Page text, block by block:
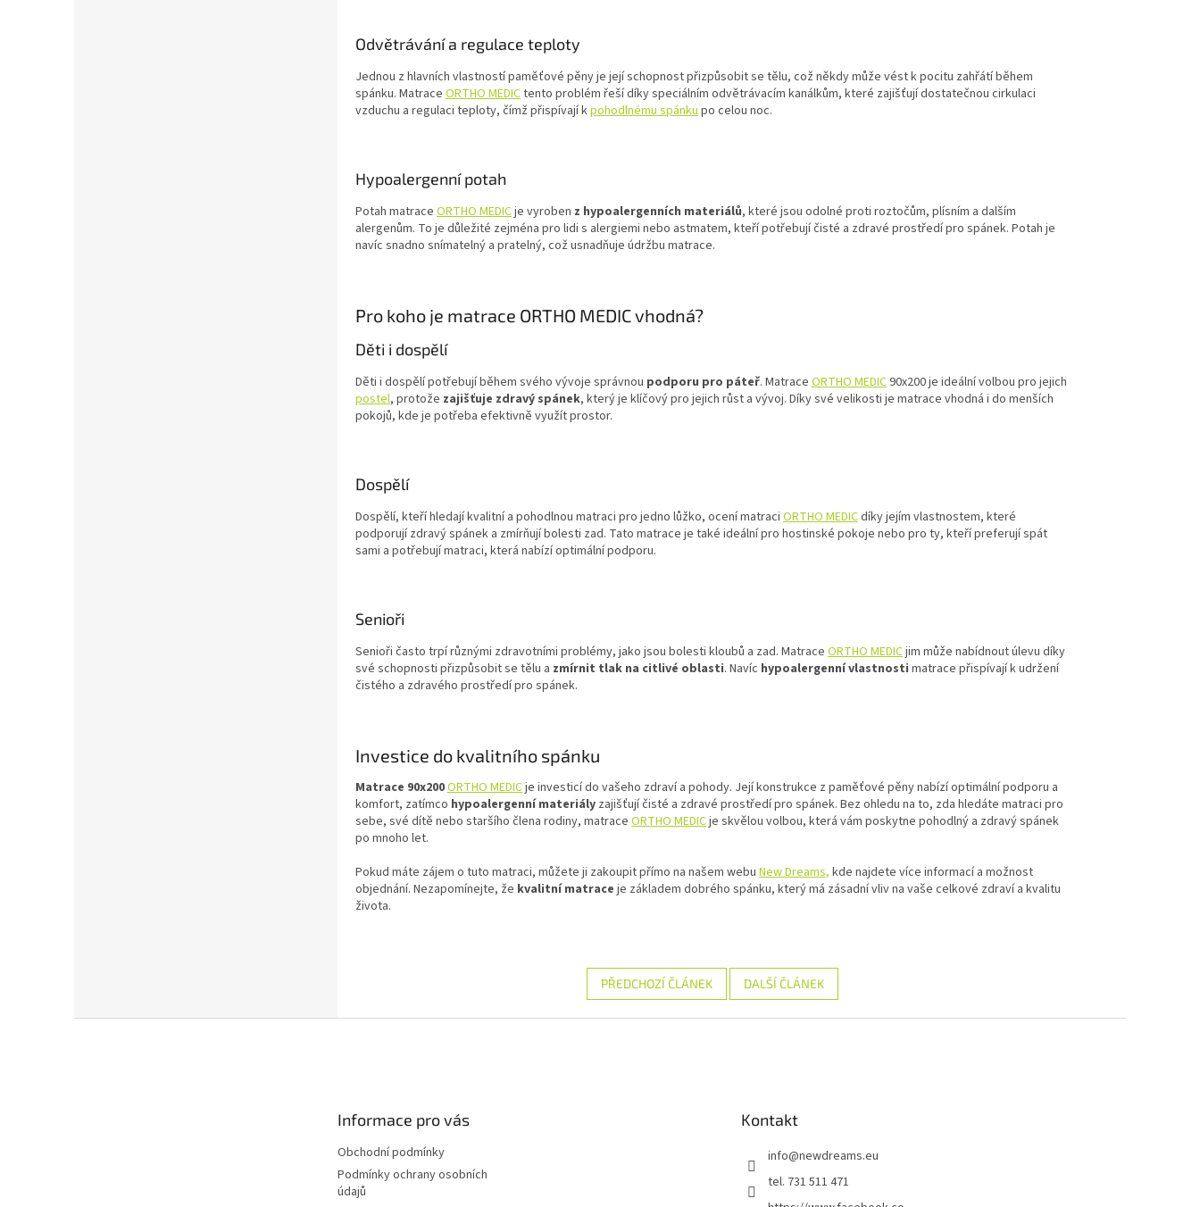
Odvětrávání a regulace teploty
Jednou z hlavních vlastností paměťové pěny je její schopnost přizpůsobit se tělu, což někdy může vést k pocitu zahřátí během
spánku. Matrace ORTHO MEDICtento problém řeší díky speciálním odvětrávacím kanálkům, které zajišťují dostatečnou cirkulaci
vzduchu a regulaci teploty, čímž přispívají kpohodlnému spánku po celou noc.
Hypoalergenní potah
Potah matrace ORTHO MEDICje vyroben z hypoalergenních materiálů, které jsou odolné proti roztočům, plísním a dalším
alergenům. To je důležité zejména pro lidi s alergiemi nebo astmatem, kteří potřebují čisté a zdravé prostředí pro spánek. Potah je
navíc snadno snímatelný a pratelný, což usnadňuje údržbu matrace.
Pro koho je matrace ORTHO MEDIC vhodná?
Děti i dospělí
Děti i dospělí potřebují během svého vývoje správnou podporu pro páteř. Matrace ORTHO MEDIC90x200 je ideální volbou pro jejich
postel, protože zajišťuje zdravý spánek, který je klíčový pro jejich růst a vývoj. Díky své velikosti je matrace vhodná i do menších
pokojů, kde je potřeba efektivně využít prostor.
Dospělí
Dospělí, kteří hledají kvalitní a pohodlnou matraci pro jedno lůžko, ocení matraci ORTHO MEDICdíky jejím vlastnostem, které
podporují zdravý spánek a zmírňují bolesti zad. Tato matrace je také ideální pro hostinské pokoje nebo pro ty, kteří preferují spát
sami a potřebují matraci, která nabízí optimální podporu.
Senioři
Senioři často trpí různými zdravotními problémy, jako jsou bolesti kloubů a zad. Matrace ORTHO MEDICjim může nabídnout úlevu díky
své schopnosti přizpůsobit se tělu a zmírnit tlak na citlivé oblasti. Navíc hypoalergenní vlastnosti matrace přispívají k udržení
čistého a zdravého prostředí pro spánek.
Investice do kvalitního spánku
Matrace 90x200ORTHO MEDICje investicí do vašeho zdraví a pohody. Její konstrukce z paměťové pěny nabízí optimální podporu a
komfort, zatímco hypoalergenní materiály zajišťují čisté a zdravé prostředí pro spánek. Bez ohledu na to, zda hledáte matraci pro
sebe, své dítě nebo staršího člena rodiny, matrace ORTHO MEDICje skvělou volbou, která vám poskytne pohodlný a zdravý spánek
po mnoho let.
Pokud máte zájem o tuto matraci, můžete ji zakoupit přímo na našem webu New Dreams, kde najdete více informací a možnost
objednání. Nezapomínejte, že kvalitní matrace je základem dobrého spánku, který má zásadní vliv na vaše celkové zdraví a kvalitu
života.
PŘEDCHOZÍ ČLÁNEK DALŠÍ ČLÁNEK
Informace pro vás
Obchodní podmínky
Podmínky ochrany osobních
údajů
Kontakt
info@newdreams.eu
tel. 731 511 471